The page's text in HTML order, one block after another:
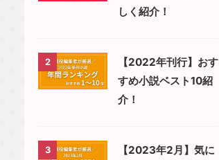
しく紹介！
2
【2022年刊行】おす
すめ小説ベスト10紹
介！
3 【2023年2月】気に